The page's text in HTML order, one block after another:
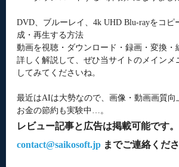
DVD、ブルーレイ、4k UHD Blu-rayをコピ
成・再生する方法
動画を視聴・ダウンロード・録画・変換・
詳しく解説して、ぜひ当サイトのメインメ
してみてくださいね。
最近はAIは大勢なので、画像・動画画質
お金の節約も実験中…。
レビュー記事と広告は掲載可能です。
contact@saikosoft.jpまでご連絡くださ